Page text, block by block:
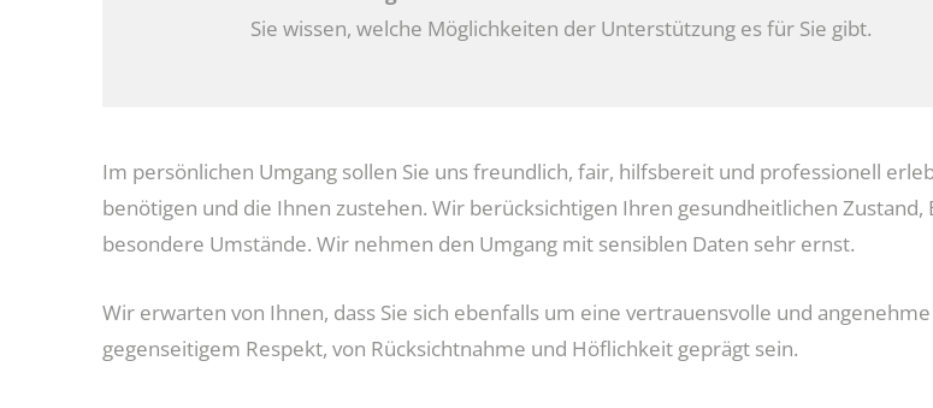
Sie wissen, welche Möglichkeiten der Unterstützung es für Sie gibt.
Im persönlichen Umgang sollen Sie uns freundlich, fair, hilfsbereit und professionell
benötigen und die Ihnen zustehen. Wir berücksichtigen Ihren gesundheitlichen
besondere Umstände. Wir nehmen den Umgang mit sensiblen Daten sehr ernst.
Wir erwarten von Ihnen, dass Sie sich ebenfalls um eine vertrauensvolle und
gegenseitigem Respekt, von Rücksichtnahme und Höflichkeit geprägt sein.